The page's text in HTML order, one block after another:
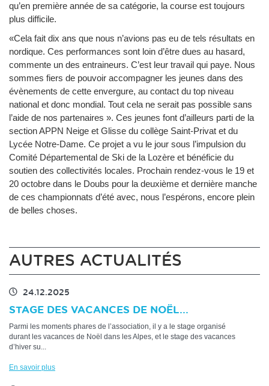
qu’en première année de sa catégorie, la course est toujours
plus difficile.
«Cela fait dix ans que nous n’avions pas eu de tels résultats en
nordique. Ces performances sont loin d’être dues au hasard,
commente un des entraineurs. C’est leur travail qui paye. Nous
sommes fiers de pouvoir accompagner les jeunes dans des
évènements de cette envergure, au contact du top niveau
national et donc mondial. Tout cela ne serait pas possible sans
l’aide de nos partenaires ». Ces jeunes font d’ailleurs parti de la
section APPN Neige et Glisse du collège Saint-Privat et du
Lycée Notre-Dame. Ce projet a vu le jour sous l’impulsion du
Comité Départemental de Ski de la Lozère et bénéficie du
soutien des collectivités locales. Prochain rendez-vous le 19 et
20 octobre dans le Doubs pour la deuxième et dernière manche
de ces championnats d’été avec, nous l’espérons, encore plein
de belles choses.
AUTRES ACTUALITÉS
24.12.2025
STAGE DES VACANCES DE NOËL...
Parmi les moments phares de l’association, il y a le stage organisé
durant les vacances de Noël dans les Alpes, et le stage des vacances
d’hiver su...
En savoir plus